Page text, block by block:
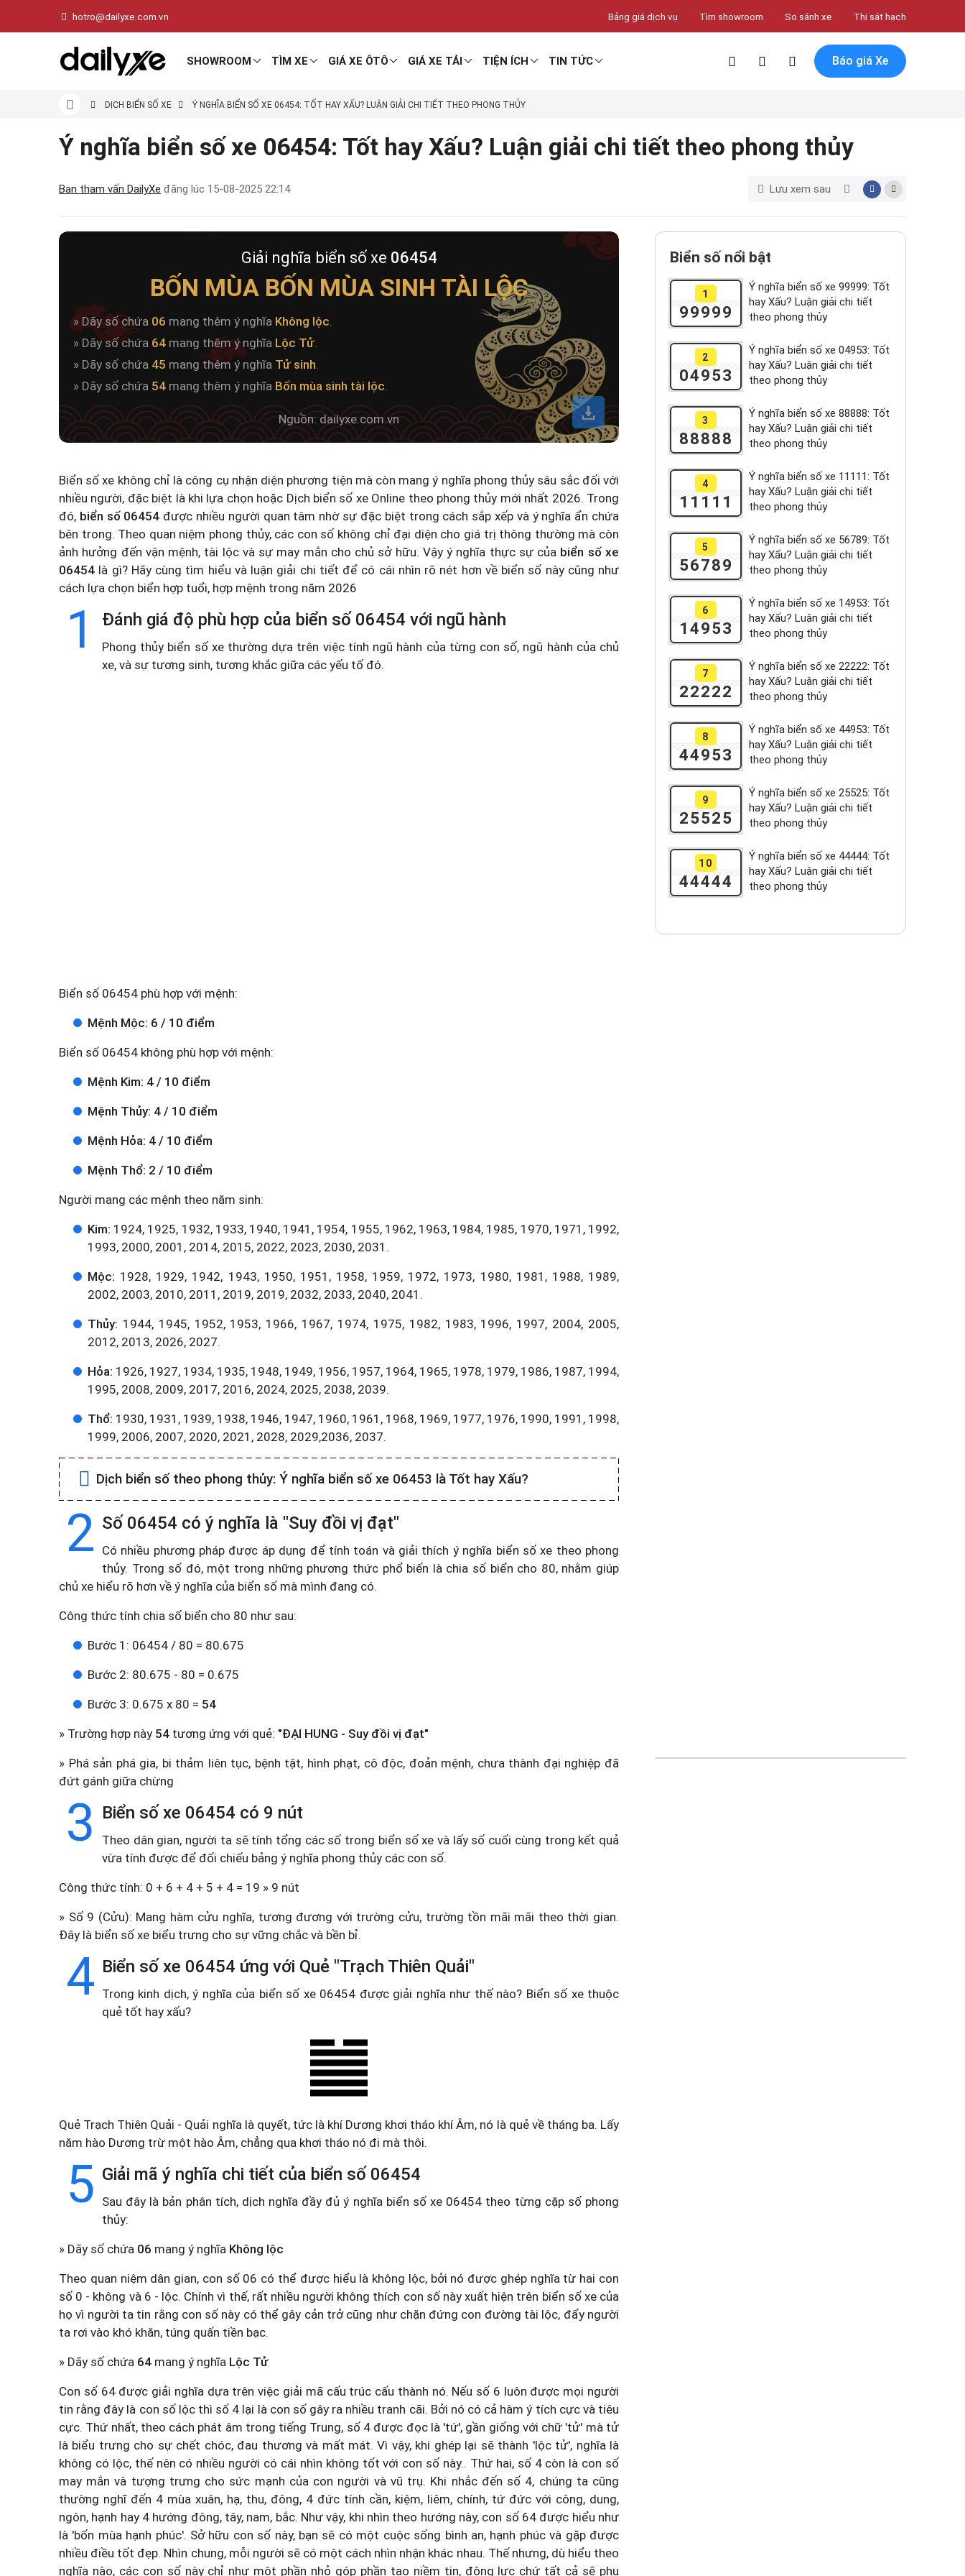
hotro@dailyxe.com.vn Bảng giá dịch vụ Tìm showroom So sánh xe Thi sát hạch
SHOWROOM TÌM XE GIÁ XE ÔTÔ GIÁ XE TẢI TIỆN ÍCH TIN TỨC Báo giá Xe
DỊCH BIỂN SỐ XE Ý NGHĨA BIỂN SỐ XE 06454: TỐT HAY XẤU? LUẬN GIẢI CHI TIẾT THEO PHONG THỦY
Ý nghĩa biển số xe 06454: Tốt hay Xấu? Luận giải chi tiết theo phong thủy
Ban tham vấn DailyXe đăng lúc 15-08-2025 22:14 Lưu xem sau
Giải nghĩa biển số xe 06454
BỐN MÙA BỐN MÙA SINH TÀI LỘC
» Dãy số chứa 06 mang thêm ý nghĩa Không lộc.
» Dãy số chứa 64 mang thêm ý nghĩa Lộc Tử.
» Dãy số chứa 45 mang thêm ý nghĩa Tử sinh.
» Dãy số chứa 54 mang thêm ý nghĩa Bốn mùa sinh tài lộc.
Nguồn: dailyxe.com.vn
Biển số xe không chỉ là công cụ nhận diện phương tiện mà còn mang ý nghĩa phong thủy sâu sắc đối với
nhiều người, đặc biệt là khi lựa chọn hoặc Dịch biển số xe Online theo phong thủy mới nhất 2026. Trong
đó, biển số 06454 được nhiều người quan tâm nhờ sự đặc biệt trong cách sắp xếp và ý nghĩa ẩn chứa
bên trong. Theo quan niệm phong thủy, các con số không chỉ đại diện cho giá trị thông thường mà còn
ảnh hưởng đến vận mệnh, tài lộc và sự may mắn cho chủ sở hữu. Vậy ý nghĩa thực sự của biển số xe
06454 là gì? Hãy cùng tìm hiểu và luận giải chi tiết để có cái nhìn rõ nét hơn về biển số này cũng như
cách lựa chọn biển hợp tuổi, hợp mệnh trong năm 2026
1 Đánh giá độ phù hợp của biển số 06454 với ngũ hành
Phong thủy biển số xe thường dựa trên việc tính ngũ hành của từng con số, ngũ hành của chủ
xe, và sự tương sinh, tương khắc giữa các yếu tố đó.
Biển số 06454 phù hợp với mệnh:
Mệnh Mộc: 6 / 10 điểm
Biển số 06454 không phù hợp với mệnh:
Mệnh Kim: 4 / 10 điểm
Mệnh Thủy: 4 / 10 điểm
Mệnh Hỏa: 4 / 10 điểm
Mệnh Thổ: 2 / 10 điểm
Người mang các mệnh theo năm sinh:
Kim: 1924, 1925, 1932, 1933, 1940, 1941, 1954, 1955, 1962, 1963, 1984, 1985, 1970, 1971, 1992,
1993, 2000, 2001, 2014, 2015, 2022, 2023, 2030, 2031.
Mộc: 1928, 1929, 1942, 1943, 1950, 1951, 1958, 1959, 1972, 1973, 1980, 1981, 1988, 1989,
2002, 2003, 2010, 2011, 2019, 2019, 2032, 2033, 2040, 2041.
Thủy: 1944, 1945, 1952, 1953, 1966, 1967, 1974, 1975, 1982, 1983, 1996, 1997, 2004, 2005,
2012, 2013, 2026, 2027.
Hỏa: 1926, 1927, 1934, 1935, 1948, 1949, 1956, 1957, 1964, 1965, 1978, 1979, 1986, 1987, 1994,
1995, 2008, 2009, 2017, 2016, 2024, 2025, 2038, 2039.
Thổ: 1930, 1931, 1939, 1938, 1946, 1947, 1960, 1961, 1968, 1969, 1977, 1976, 1990, 1991, 1998,
1999, 2006, 2007, 2020, 2021, 2028, 2029,2036, 2037.
Dịch biển số theo phong thủy: Ý nghĩa biển số xe 06453 là Tốt hay Xấu?
2 Số 06454 có ý nghĩa là "Suy đồi vị đạt"
Có nhiều phương pháp được áp dụng để tính toán và giải thích ý nghĩa biển số xe theo phong
thủy. Trong số đó, một trong những phương thức phổ biến là chia số biển cho 80, nhằm giúp
chủ xe hiểu rõ hơn về ý nghĩa của biển số mà mình đang có.
Công thức tính chia số biển cho 80 như sau:
Bước 1: 06454 / 80 = 80.675
Bước 2: 80.675 - 80 = 0.675
Bước 3: 0.675 x 80 = 54
» Trường hợp này 54 tương ứng với quẻ: "ĐẠI HUNG - Suy đồi vị đạt"
» Phá sản phá gia, bi thảm liên tục, bệnh tật, hình phạt, cô độc, đoản mệnh, chưa thành đại nghiệp đã
đứt gánh giữa chừng
3 Biển số xe 06454 có 9 nút
Theo dân gian, người ta sẽ tính tổng các số trong biển số xe và lấy số cuối cùng trong kết quả
vừa tính được để đối chiếu bảng ý nghĩa phong thủy các con số.
Công thức tính: 0 + 6 + 4 + 5 + 4 = 19 » 9 nút
» Số 9 (Cửu): Mang hàm cửu nghĩa, tương đương với trường cửu, trường tồn mãi mãi theo thời gian.
Đây là biển số xe biểu trưng cho sự vững chắc và bền bỉ.
4 Biển số xe 06454 ứng với Quẻ "Trạch Thiên Quải"
Trong kinh dịch, ý nghĩa của biển số xe 06454 được giải nghĩa như thế nào? Biển số xe thuộc
quẻ tốt hay xấu?
Quẻ Trạch Thiên Quải - Quải nghĩa là quyết, tức là khí Dương khơi tháo khí Âm, nó là quẻ về tháng ba. Lấy
năm hào Dương trừ một hào Âm, chẳng qua khơi tháo nó đi mà thôi.
5 Giải mã ý nghĩa chi tiết của biển số 06454
Sau đây là bản phân tích, dịch nghĩa đầy đủ ý nghĩa biển số xe 06454 theo từng cặp số phong
thủy:
» Dãy số chứa 06 mang ý nghĩa Không lộc
Theo quan niệm dân gian, con số 06 có thể được hiểu là không lộc, bởi nó được ghép nghĩa từ hai con
số 0 - không và 6 - lộc. Chính vì thế, rất nhiều người không thích con số này xuất hiện trên biển số xe của
họ vì người ta tin rằng con số này có thể gây cản trở cũng như chặn đứng con đường tài lộc, đẩy người
ta rơi vào khó khăn, túng quấn tiền bạc.
» Dãy số chứa 64 mang ý nghĩa Lộc Tử
Con số 64 được giải nghĩa dựa trên việc giải mã cấu trúc cấu thành nó. Nếu số 6 luôn được mọi người
tin rằng đây là con số lộc thì số 4 lại là con số gây ra nhiều tranh cãi. Bởi nó có cả hàm ý tích cực và tiêu
cực. Thứ nhất, theo cách phát âm trong tiếng Trung, số 4 được đọc là 'tứ', gần giống với chữ 'tử' mà tử
là biểu trưng cho sự chết chóc, đau thương và mất mát. Vì vậy, khi ghép lại sẽ thành 'lộc tử', nghĩa là
không có lộc, thế nên có nhiều người có cái nhìn không tốt với con số này.. Thứ hai, số 4 còn là con số
may mắn và tượng trưng cho sức mạnh của con người và vũ trụ. Khi nhắc đến số 4, chúng ta cũng
thường nghĩ đến 4 mùa xuân, hạ, thu, đông, 4 đức tính cần, kiệm, liêm, chính, tứ đức với công, dung,
ngôn, hạnh hay 4 hướng đông, tây, nam, bắc. Như vậy, khi nhìn theo hướng này, con số 64 được hiểu như
là 'bốn mùa hạnh phúc'. Sở hữu con số này, bạn sẽ có một cuộc sống bình an, hạnh phúc và gặp được
nhiều điều tốt đẹp. Nhìn chung, mỗi người sẽ có một cách nhìn nhận khác nhau. Thế nhưng, dù hiểu theo
nghĩa nào, các con số này chỉ như một phần nhỏ góp phần tạo niềm tin, động lực chứ tất cả sẽ phụ
Biển số nổi bật
1
99999
Ý nghĩa biển số xe 99999: Tốt
hay Xấu? Luận giải chi tiết
theo phong thủy
2
04953
Ý nghĩa biển số xe 04953: Tốt
hay Xấu? Luận giải chi tiết
theo phong thủy
3
88888
Ý nghĩa biển số xe 88888: Tốt
hay Xấu? Luận giải chi tiết
theo phong thủy
4
11111
Ý nghĩa biển số xe 11111: Tốt
hay Xấu? Luận giải chi tiết
theo phong thủy
5
56789
Ý nghĩa biển số xe 56789: Tốt
hay Xấu? Luận giải chi tiết
theo phong thủy
6
14953
Ý nghĩa biển số xe 14953: Tốt
hay Xấu? Luận giải chi tiết
theo phong thủy
7
22222
Ý nghĩa biển số xe 22222: Tốt
hay Xấu? Luận giải chi tiết
theo phong thủy
8
44953
Ý nghĩa biển số xe 44953: Tốt
hay Xấu? Luận giải chi tiết
theo phong thủy
9
25525
Ý nghĩa biển số xe 25525: Tốt
hay Xấu? Luận giải chi tiết
theo phong thủy
10
44444
Ý nghĩa biển số xe 44444: Tốt
hay Xấu? Luận giải chi tiết
theo phong thủy